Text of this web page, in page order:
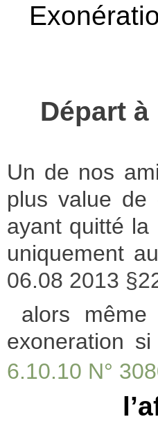
Départ
Un de nos
plus value de
ayant quitté la
uniquement
06.08 2013
alors
exoneration
6.10.10 N°